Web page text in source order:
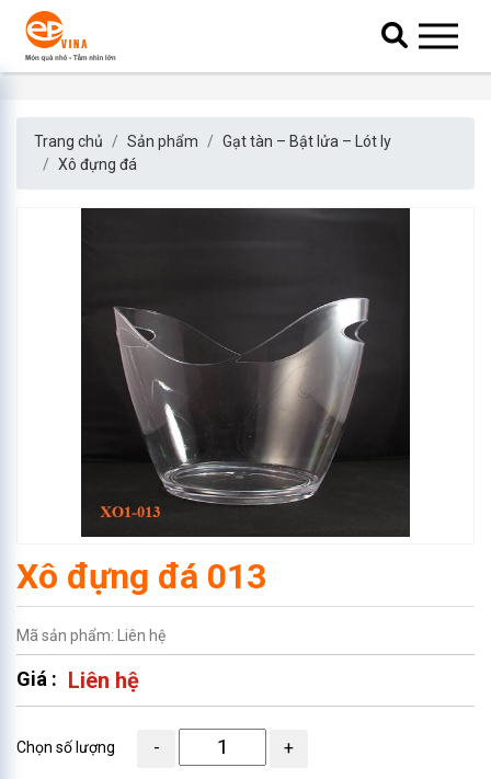
Trang chủ Sản phẩm
Gạt tàn – Bật lửa – Lót ly
Xô đựng đá
Xô đựng đá 013
Mã sản phẩm: Liên hệ
Giá : Liên hệ
Chọn số lượng